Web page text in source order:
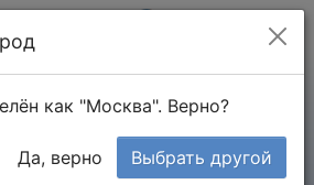
как "Москва". Верно?
Да, верно Выбрать другой